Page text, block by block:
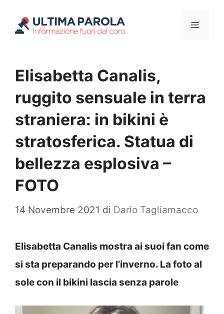
Menu
Elisabetta Canalis,
ruggito sensuale in terra
straniera: in bikini è
stratosferica. Statua di
bellezza esplosiva –
FOTO
14 Novembre 2021 di Dario Tagliamacco
Elisabetta Canalis mostra ai suoi fan come
si sta preparando per l’inverno. La foto al
sole con il bikini lascia senza parole